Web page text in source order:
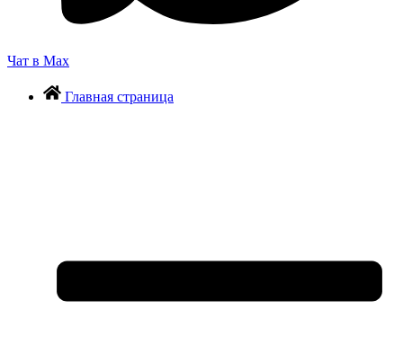
Чат в Max
Главная страница